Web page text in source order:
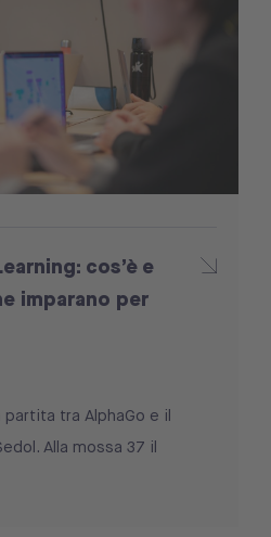
cos’è e
imparano per
tra AlphaGo e il
Alla mossa 37 il